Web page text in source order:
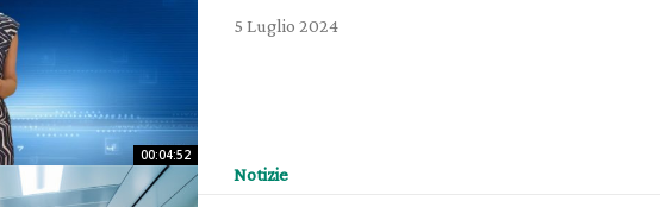
00:04:52
5 Luglio 2024
Notizie